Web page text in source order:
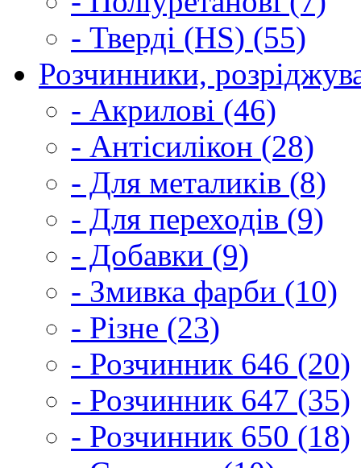
- Тверді (HS) (55)
Розчинники,
- Акрилові (46)
- Антісилікон (28)
- Для металиків (8)
- Для переходів (9)
- Добавки (9)
- Змивка фарби (10)
- Різне (23)
- Розчинник 646 (20)
- Розчинник 647 (35)
- Розчинник 650 (18)